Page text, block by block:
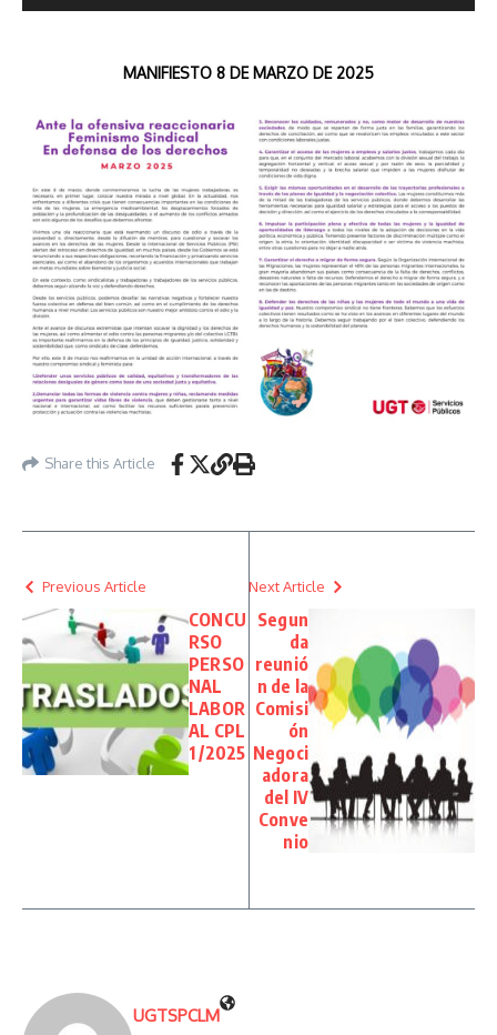
MANIFIESTO 8 DE MARZO DE 2025
Share this Article
Previous Article
CONCU
RSO
PERSO
NAL
LABOR
AL CPL
1 /2025
Next Article
Segun
da
reunió
n de la
Comisi
ón
Negoci
adora
del IV
Conve
nio
UGTSPCLM